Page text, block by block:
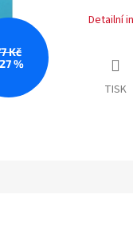
Kč
%
Detailní
TISK